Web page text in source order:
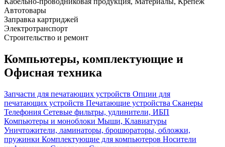
Автотовары
Заправка картриджей
Электротранспорт
Строительство и ремонт
Компьютеры, комплектующие и
Офисная техника
Запчасти для печатающих устройств Опции для
печатающих устройств Печатающие устройства Сканеры
Телефония Сетевые фильтры, удлинители, ИБП
Компьютеры и моноблоки Мыши, Клавиатуры
Уничтожители, ламинаторы, брошюраторы, обложки,
пружинки Комплектующие для компьютеров Носители